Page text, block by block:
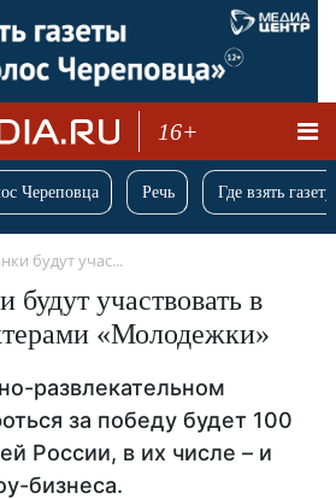
16+
Череповца Речь Где взять
будут учас...
будут участвовать в
«Молодежки»
развлекательном
за победу будет 100
России, в их числе – и
бизнеса.